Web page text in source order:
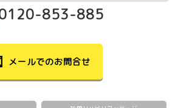
853-885
メールでのお問合せ